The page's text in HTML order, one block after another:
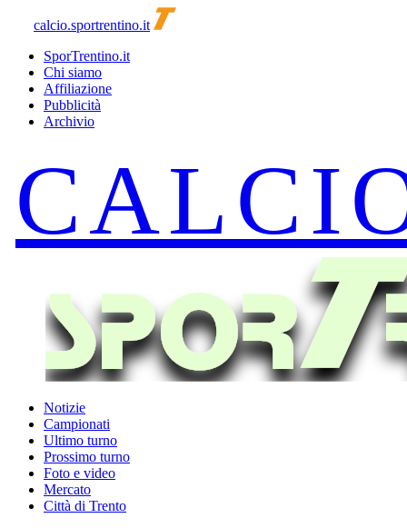
calcio.sportrentino.it
SporTrentino.it
Chi siamo
Affiliazione
Pubblicità
Archivio
Notizie
Campionati
Ultimo turno
Prossimo turno
Foto e video
Mercato
Città di Trento